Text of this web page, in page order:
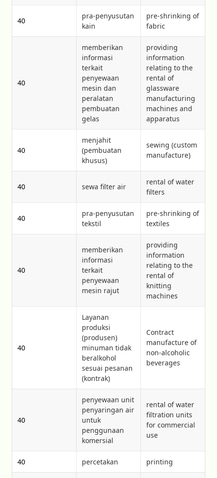
40
pra-penyusutan
kain
pre-shrinking of
fabric
40
memberikan
informasi
terkait
penyewaan
mesin dan
peralatan
pembuatan
gelas
providing
information
relating to the
rental of
glassware
manufacturing
machines and
apparatus
40
menjahit
(pembuatan
khusus)
sewing (custom
manufacture)
40 sewa filter air
rental of water
filters
40
pra-penyusutan
tekstil
pre-shrinking of
textiles
40
memberikan
informasi
terkait
penyewaan
mesin rajut
providing
information
relating to the
rental of
knitting
machines
40
Layanan
produksi
(produsen)
minuman tidak
beralkohol
sesuai pesanan
(kontrak)
Contract
manufacture of
non-alcoholic
beverages
40
penyewaan unit
penyaringan air
untuk
penggunaan
komersial
rental of water
filtration units
for commercial
use
40 percetakan printing